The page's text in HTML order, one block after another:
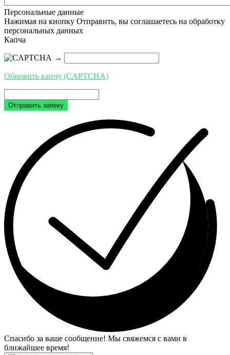
Персональные данные
Нажимая на кнопку Отправить, вы соглашаетесь на обработку
персональных данных
Капча
→
Обновить капчу (CAPTCHA)
Отправить заявку
Спасибо за ваше сообщение! Мы свяжемся с вами в
ближайшее время!